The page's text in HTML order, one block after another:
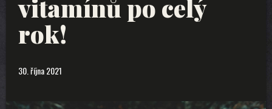
vitamínů po celý
rok!
30. října 2021